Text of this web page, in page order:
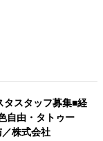
スタッフ募集■経
自由・タトゥー
株式会社